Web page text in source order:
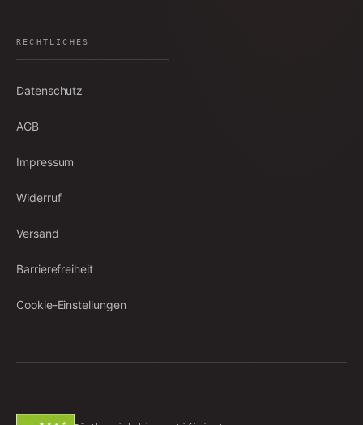
RECHTLICHES
Datenschutz
AGB
Impressum
Widerruf
Versand
Barrierefreiheit
Cookie-Einstellungen